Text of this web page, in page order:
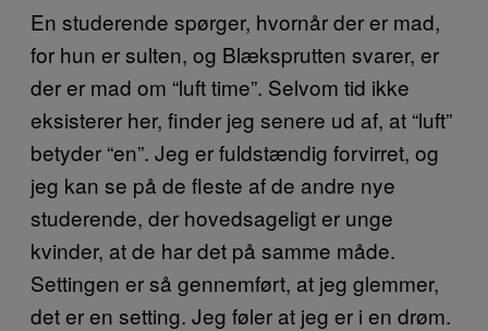
En studerende spørger, hvornår der er mad,
for hun er sulten, og Blæksprutten svarer, er
der er mad om “luft time”. Selvom tid ikke
eksisterer her, finder jeg senere ud af, at “luft”
betyder “en”. Jeg er fuldstændig forvirret, og
jeg kan se på de fleste af de andre nye
studerende, der hovedsageligt er unge
kvinder, at de har det på samme måde.
Settingen er så gennemført, at jeg glemmer,
det er en setting. Jeg føler at jeg er i en drøm.